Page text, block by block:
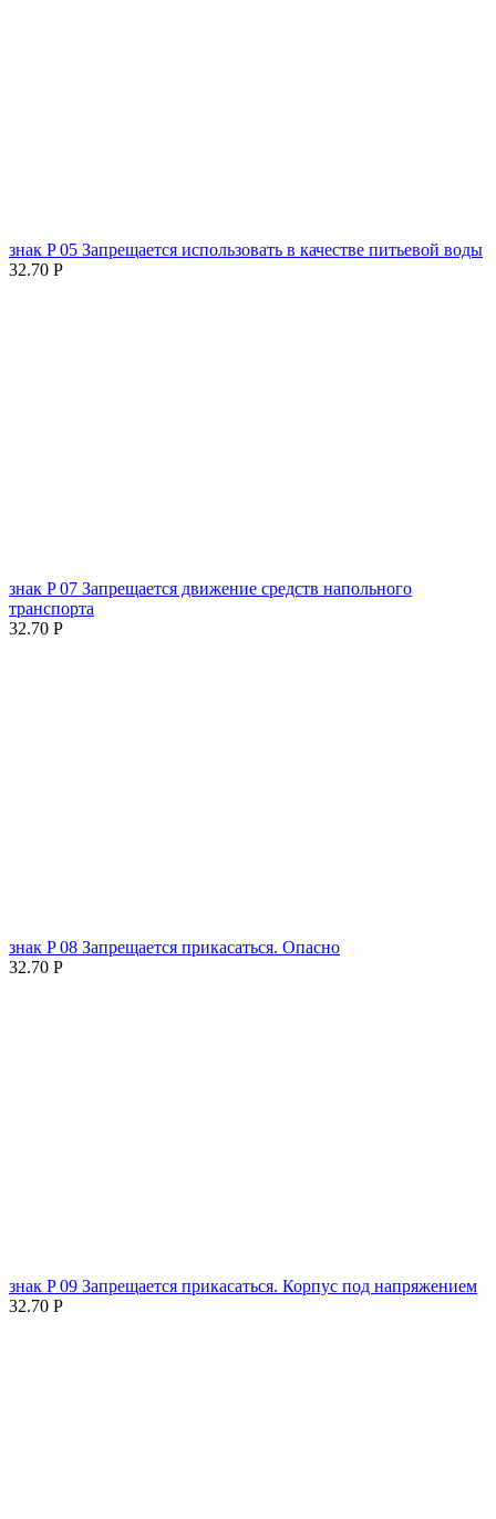
знак P 05 Запрещается использовать в качестве питьевой воды
32.70 Р
знак P 07 Запрещается движение средств напольного
транспорта
32.70 Р
знак P 08 Запрещается прикасаться. Опасно
32.70 Р
знак P 09 Запрещается прикасаться. Корпус под напряжением
32.70 Р